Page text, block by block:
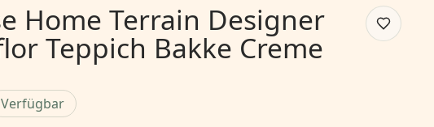
Home Terrain Designer
Teppich Bakke Creme
Verfügbar